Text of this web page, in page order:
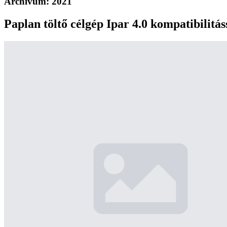
Paplan töltő célgép Ipar 4.0